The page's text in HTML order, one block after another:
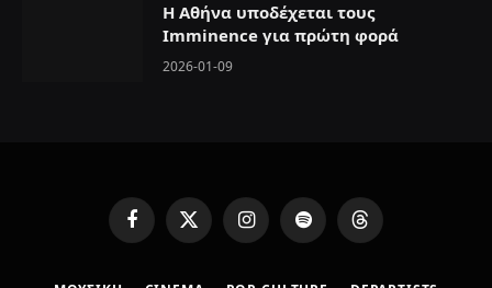
Η Αθήνα υποδέχεται τους
Imminence για πρώτη φορά
2026-01-09
F
X
I
S
T